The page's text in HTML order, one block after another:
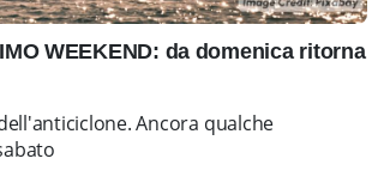
WEEKEND: da domenica ritorna
Ancora qualche